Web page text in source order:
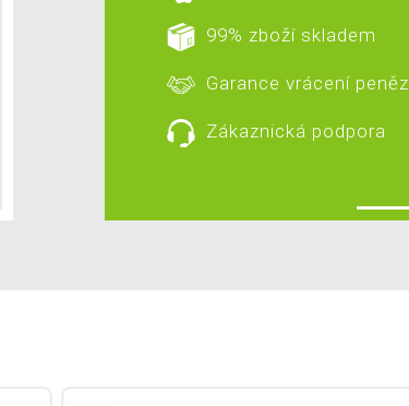
99% zboží skladem
Garance vrácení peněz
Zákaznická podpora